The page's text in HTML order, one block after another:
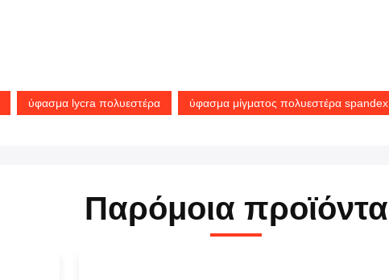
ύφασμα lycra πολυεστέρα ύφασμα μίγματος πολυεστέρα spandex
Παρόμοια προϊόντα